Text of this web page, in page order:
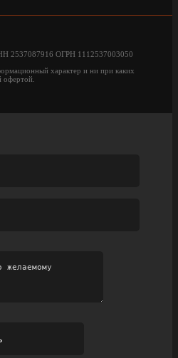
2537087916 ОГРН 1112537003050
характер и ни при каких
офертой.